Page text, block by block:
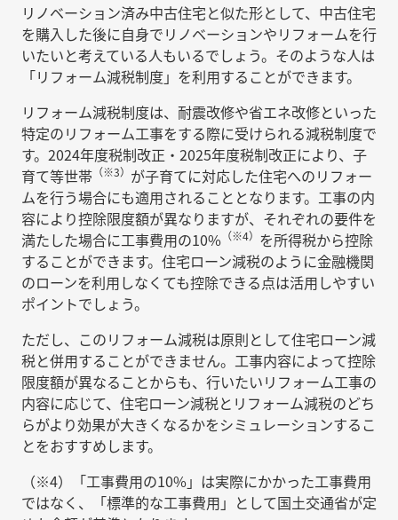
リノベーション済み中古住宅と似た形として、中古住宅
を購入した後に自身でリノベーションやリフォームを行
いたいと考えている人もいるでしょう。そのような人は
「リフォーム減税制度」を利用することができます。
リフォーム減税制度は、耐震改修や省エネ改修といった
特定のリフォーム工事をする際に受けられる減税制度で
す。2024年度税制改正・2025年度税制改正により、子
育て等世帯（※3） が子育てに対応した住宅へのリフォー
ムを行う場合にも適用されることとなります。工事の内
容により控除限度額が異なりますが、それぞれの要件を
満たした場合に工事費用の10% （※4） を所得税から控除
することができます。住宅ローン減税のように金融機関
のローンを利用しなくても控除できる点は活用しやすい
ポイントでしょう。
ただし、このリフォーム減税は原則として住宅ローン減
税と併用することができません。工事内容によって控除
限度額が異なることからも、行いたいリフォーム工事の
内容に応じて、住宅ローン減税とリフォーム減税のどち
らがより効果が大きくなるかをシミュレーションするこ
とをおすすめします。
（※4）「工事費用の10%」は実際にかかった工事費用
ではなく、「標準的な工事費用」として国土交通省が定